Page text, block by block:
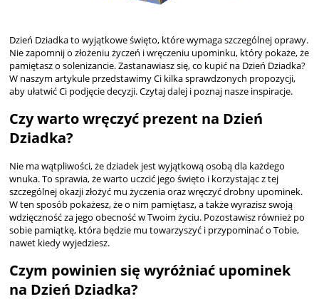
Dzień Dziadka to wyjątkowe święto, które wymaga szczególnej oprawy.
Nie zapomnij o złożeniu życzeń i wręczeniu upominku, który pokaże, że
pamiętasz o solenizancie. Zastanawiasz się, co kupić na Dzień Dziadka?
W naszym artykule przedstawimy Ci kilka sprawdzonych propozycji,
aby ułatwić Ci podjęcie decyzji. Czytaj dalej i poznaj nasze inspiracje.
Czy warto wręczyć prezent na Dzień
Dziadka?
Nie ma wątpliwości, że dziadek jest wyjątkową osobą dla każdego
wnuka. To sprawia, że warto uczcić jego święto i korzystając z tej
szczególnej okazji złożyć mu życzenia oraz wręczyć drobny upominek.
W ten sposób pokażesz, że o nim pamiętasz, a także wyrazisz swoją
wdzięczność za jego obecność w Twoim życiu. Pozostawisz również po
sobie pamiątkę, która będzie mu towarzyszyć i przypominać o Tobie,
nawet kiedy wyjedziesz.
Czym powinien się wyróżniać upominek
na Dzień Dziadka?